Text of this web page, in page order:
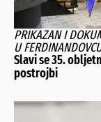
PRIKAZAN I
U
Slavi se 35.
postrojbi